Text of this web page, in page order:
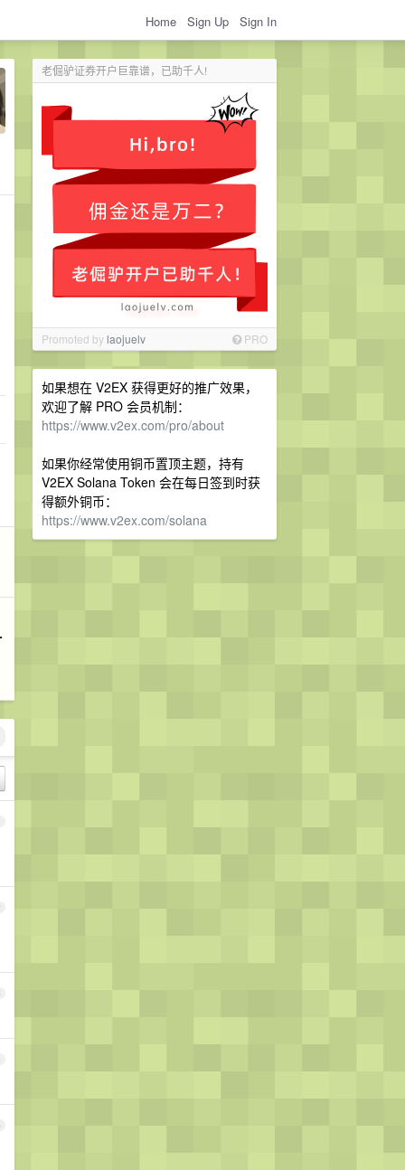
Home Sign Up Sign In
老倔驴证券开户巨靠谱，已助千人!
Promoted bylaojuelv PRO
如果想在 V2EX 获得更好的推广效果，
欢迎了解 PRO 会员机制：
https://www.v2ex.com/pro/about
如果你经常使用铜币置顶主题，持有
V2EX Solana Token 会在每日签到时获
得额外铜币：
https://www.v2ex.com/solana